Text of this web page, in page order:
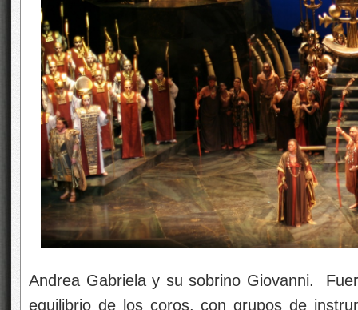
Andrea Gabriela y su sobrino Giovanni.
equilibrio de los coros, con grupos de